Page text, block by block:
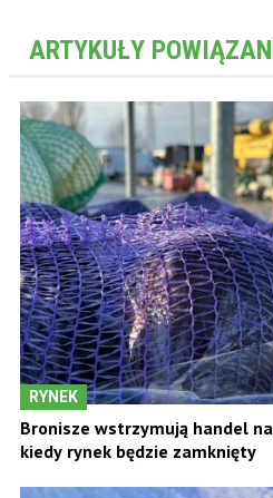
ARTYKUŁY
RYNEK
Bronisze wstrzymują handel na
kiedy rynek będzie zamknięty